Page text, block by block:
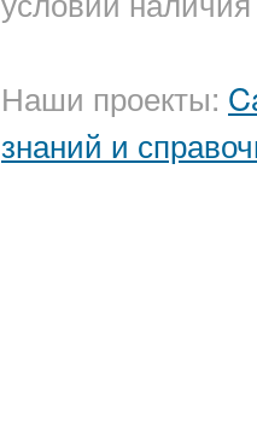
Наши проекты:
знаний и